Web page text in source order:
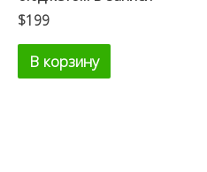
$199
В корзину